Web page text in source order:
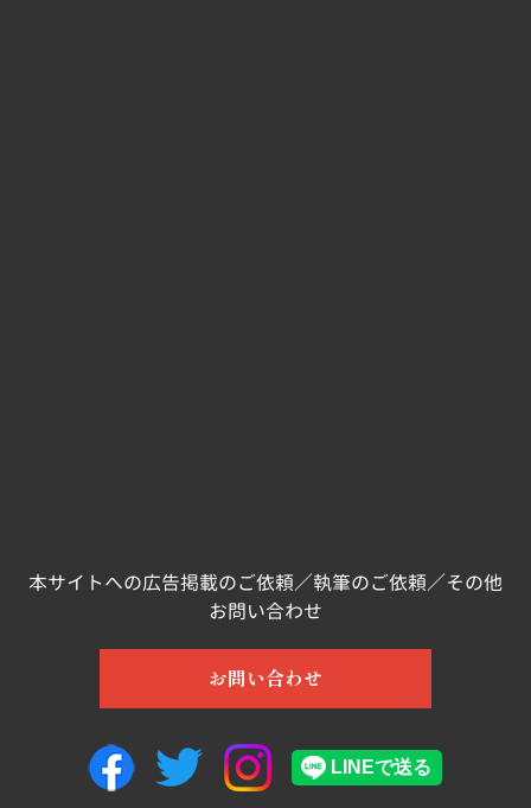
本サイトへの広告掲載のご依頼／執筆のご依頼／その他
お問い合わせ
お問い合わせ